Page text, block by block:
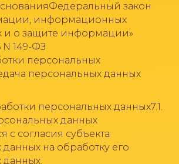
закон
информационных
и о защите информации»
N 149-ФЗ
персональных
персональных данных
персональных данных7.1.
данных
с согласия субъекта
на обработку его
данных.